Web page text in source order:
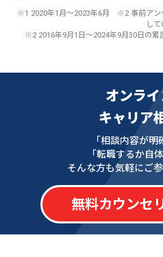
※1 2020年1月〜2023年6月 ※2 事前アン
し
※2 2016年9月1日〜2024年9月30日の
オンラ
キャリア
「相談内容が明
「転職するか自
そんな方も気軽にご
無料カウンセ